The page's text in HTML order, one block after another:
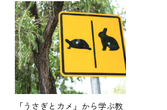
Back office